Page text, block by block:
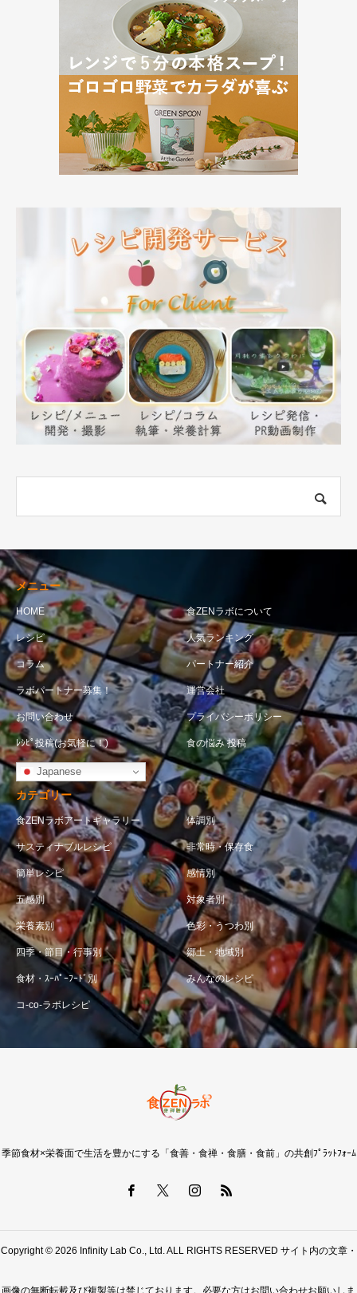
メニュー
HOME 食ZENラボについて
レシピ 人気ランキング
コラム パートナー紹介
ラボパートナー募集！ 運営会社
お問い合わせ プライバシーポリシー
ﾚｼﾋﾟ投稿(お気軽に！) 食の悩み 投稿
Japanese
カテゴリー
食ZENラボアートギャラリー 体調別
サスティナブルレシピ 非常時・保存食
簡単レシピ 感情別
五感別 対象者別
栄養素別 色彩・うつわ別
四季・節目・行事別 郷土・地域別
食材・ｽｰﾊﾟｰﾌｰﾄﾞ別 みんなのレシピ
コ-co-ラボレシピ
季節食材×栄養面で生活を豊かにする「食善・食禅・食膳・食前」の共創ﾌﾟﾗｯﾄﾌｫｰﾑ
Copyright © 2026 Infinity Lab Co., Ltd. ALL RIGHTS RESERVED サイト内の文章・
画像の無断転載及び複製等は禁じております。必要な方はお問い合わせお願いしま